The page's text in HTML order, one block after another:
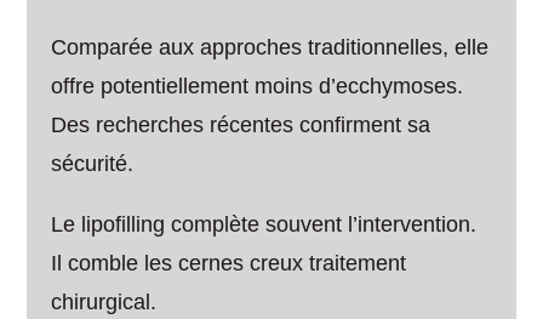
Comparée aux approches traditionnelles, elle
offre potentiellement moins d’ecchymoses.
Des recherches récentes confirment sa
sécurité.
Le lipofilling complète souvent l’intervention.
Il comble les cernes creux traitement
chirurgical.